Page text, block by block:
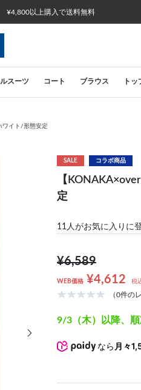
¥4,800以上購入で送料無料
スーツ コート ブラウス トッ
ワイト/形態安定
次の画像
SALE コラボ商品
【
定
11人がお気に入りに
¥6,589
WEB価格 ¥4,612 税
（0件の
9/3（木）以降、順
なら 月々